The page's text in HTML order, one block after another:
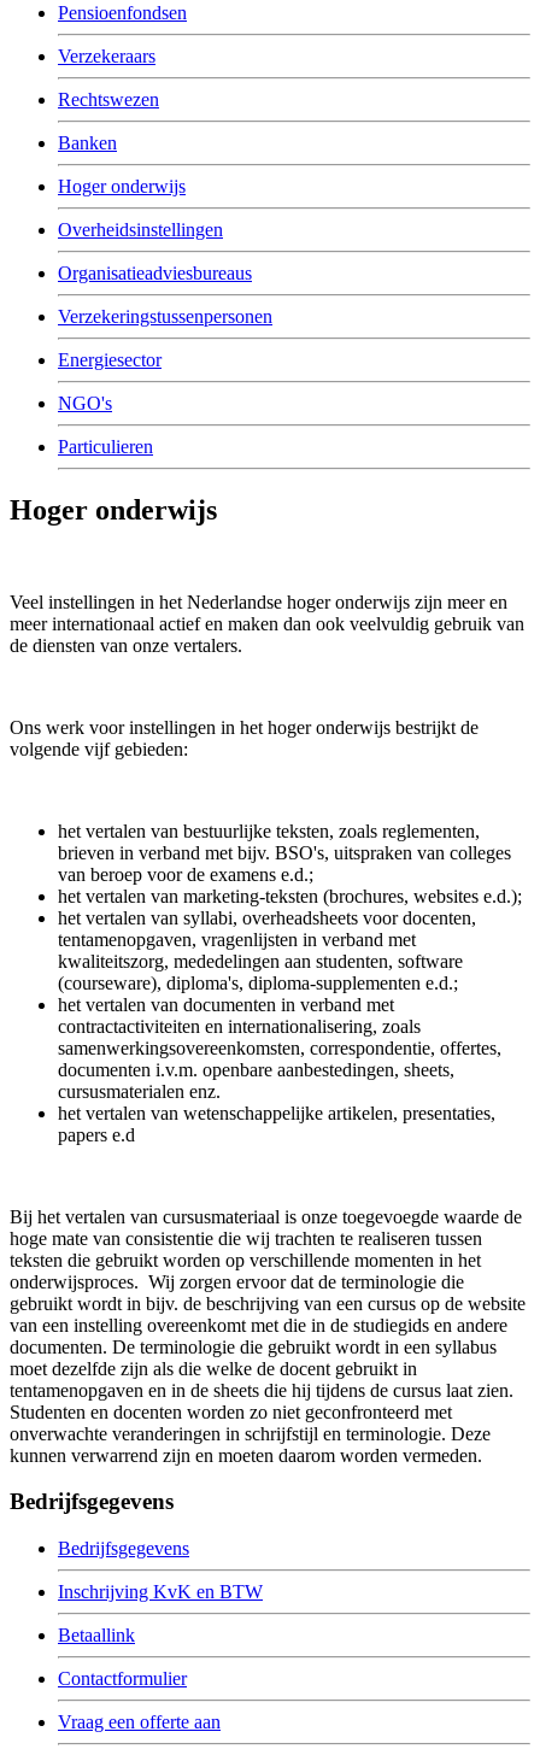
Pensioenfondsen
Verzekeraars
Rechtswezen
Banken
Hoger onderwijs
Overheidsinstellingen
Organisatieadviesbureaus
Verzekeringstussenpersonen
Energiesector
NGO's
Particulieren
Hoger onderwijs
Veel instellingen in het Nederlandse hoger onderwijs zijn meer en
meer internationaal actief en maken dan ook veelvuldig gebruik van
de diensten van onze vertalers.
Ons werk voor instellingen in het hoger onderwijs bestrijkt de
volgende vijf gebieden:
het vertalen van bestuurlijke teksten, zoals reglementen,
brieven in verband met bijv. BSO's, uitspraken van colleges
van beroep voor de examens e.d.;
het vertalen van marketing-teksten (brochures, websites e.d.);
het vertalen van syllabi, overheadsheets voor docenten,
tentamenopgaven, vragenlijsten in verband met
kwaliteitszorg, mededelingen aan studenten, software
(courseware), diploma's, diploma-supplementen e.d.;
het vertalen van documenten in verband met
contractactiviteiten en internationalisering, zoals
samenwerkingsovereenkomsten, correspondentie, offertes,
documenten i.v.m. openbare aanbestedingen, sheets,
cursusmaterialen enz.
het vertalen van wetenschappelijke artikelen, presentaties,
papers e.d
Bij het vertalen van cursusmateriaal is onze toegevoegde waarde de
hoge mate van consistentie die wij trachten te realiseren tussen
teksten die gebruikt worden op verschillende momenten in het
onderwijsproces. Wij zorgen ervoor dat de terminologie die
gebruikt wordt in bijv. de beschrijving van een cursus op de website
van een instelling overeenkomt met die in de studiegids en andere
documenten. De terminologie die gebruikt wordt in een syllabus
moet dezelfde zijn als die welke de docent gebruikt in
tentamenopgaven en in de sheets die hij tijdens de cursus laat zien.
Studenten en docenten worden zo niet geconfronteerd met
onverwachte veranderingen in schrijfstijl en terminologie. Deze
kunnen verwarrend zijn en moeten daarom worden vermeden.
Bedrijfsgegevens
Bedrijfsgegevens
Inschrijving KvK en BTW
Betaallink
Contactformulier
Vraag een offerte aan